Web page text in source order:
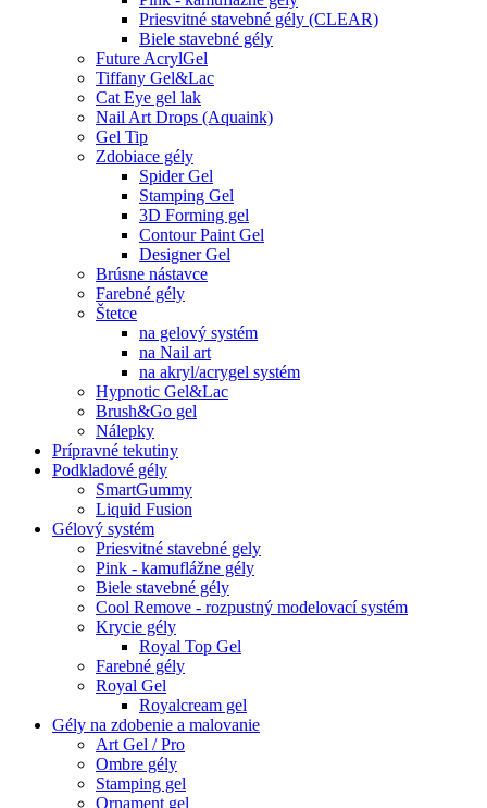
Priesvitné stavebné gély (CLEAR)
Biele stavebné gély
Future AcrylGel
Tiffany Gel&Lac
Cat Eye gel lak
Nail Art Drops (Aquaink)
Gel Tip
Zdobiace gély
Spider Gel
Stamping Gel
3D Forming gel
Contour Paint Gel
Designer Gel
Brúsne nástavce
Farebné gély
Štetce
na gelový systém
na Nail art
na akryl/acrygel systém
Hypnotic Gel&Lac
Brush&Go gel
Nálepky
Prípravné tekutiny
Podkladové gély
SmartGummy
Liquid Fusion
Gélový systém
Priesvitné stavebné gely
Pink - kamuflážne gély
Biele stavebné gély
Cool Remove - rozpustný modelovací systém
Krycie gély
Royal Top Gel
Farebné gély
Royal Gel
Royalcream gel
Gély na zdobenie a malovanie
Art Gel / Pro
Ombre gély
Stamping gel
Ornament gel